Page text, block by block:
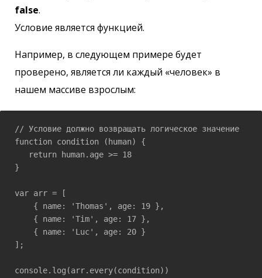
false.
Условие является функцией.
Например, в следующем примере будет
проверено, является ли каждый «человек» в
нашем массиве взрослым:
// Условие должно возвращать логическое значение
function condition (human) {
   return human.age >= 18
}
var arr = [
    { name: 'Thomas', age: 19 },
    { name: 'Tim', age: 17 },
    { name: 'Luc', age: 20 }
];
console.log(arr.every(condition))